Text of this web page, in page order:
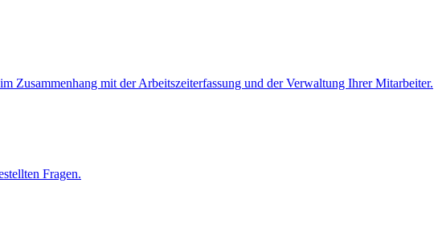
Zusammenhang mit der Arbeitszeiterfassung und der Verwaltung Ihrer Mitarbeiter.
Fragen.